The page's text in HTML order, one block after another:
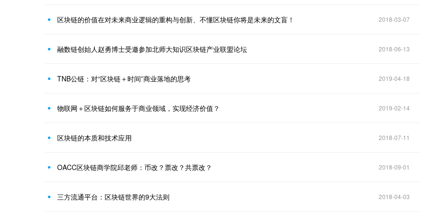
区块链的价值在对未来商业逻辑的重构与创新、不懂区块链你将是未来的文盲！ 2018-03-07
融数链创始人赵勇博士受邀参加北师大知识区块链产业联盟论坛 2018-06-13
TNB公链：对“区块链＋时间”商业落地的思考 2019-04-18
物联网＋区块链如何服务于商业领域，实现经济价值？ 2019-02-14
区块链的本质和技术应用 2018-07-11
OACC区块链商学院邱老师：币改？票改？共票改？ 2018-09-01
三方流通平台：区块链世界的9大法则 2018-04-03